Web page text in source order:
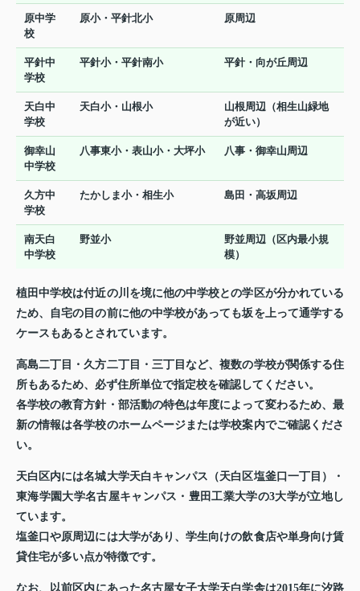
原中学
校
原小・平針北小 原周辺
平針中
学校
平針小・平針南小 平針・向が丘周辺
天白中
学校
天白小・山根小
山根周辺（相生山緑地
が近い）
御幸山
中学校
八事東小・表山小・大坪小 八事・御幸山周辺
久方中
学校
たかしま小・相生小 島田・高坂周辺
南天白
中学校
野並小
野並周辺（区内最小規
模）
植田中学校は付近の川を境に他の中学校との学区が分かれている
ため、自宅の目の前に他の中学校があっても坂を上って通学する
ケースもあるとされています。
高島二丁目・久方二丁目・三丁目など、複数の学校が関係する住
所もあるため、必ず住所単位で指定校を確認してください。
各学校の教育方針・部活動の特色は年度によって変わるため、最
新の情報は各学校のホームページまたは学校案内でご確認くださ
い。
天白区内には名城大学天白キャンパス（天白区塩釜口一丁目）・
東海学園大学名古屋キャンパス・豊田工業大学の3大学が立地し
ています。
塩釜口や原周辺には大学があり、学生向けの飲食店や単身向け賃
貸住宅が多い点が特徴です。
なお、以前区内にあった名古屋女子大学天白学舎は2015年に汐路